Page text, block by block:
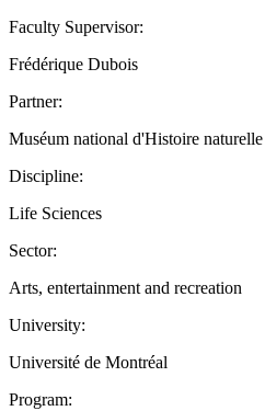
Faculty Supervisor:
Frédérique Dubois
Partner:
Muséum national d'Histoire naturelle
Discipline:
Life Sciences
Sector:
Arts, entertainment and recreation
University:
Université de Montréal
Program: